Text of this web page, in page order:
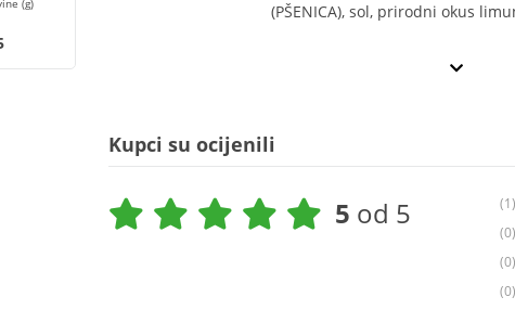
(g)
(PŠENICA), sol, prirodni okus
Kupci su ocijenili
5 od 5
(1)
(0)
(0)
(0)